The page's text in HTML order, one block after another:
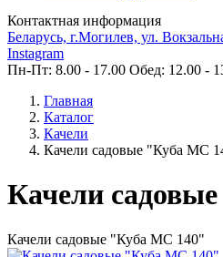
Контактная информация
Беларусь, г.Могилев, ул.
Instagram
Пн-Пт: 8.00 - 17.00 Обед: 12.00 -
Главная
Каталог
Качели
Качели садовые "Куба МС
Качели
Качели садовые "Куба МС 140"